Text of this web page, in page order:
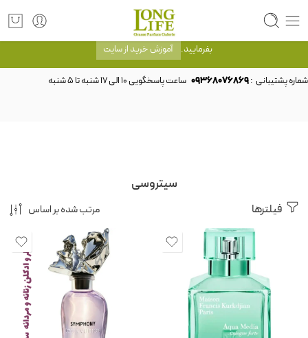
توجه! برند لانگ لایف رایحه های معروف را با شیشه و بسته بندی خود شرکت لانگ لایف
عرضه می کند.که با انتخاب حجم هر ادکلنی می توانید شیشه و بسته بندی را ملاحظه
بفرمایید. آموزش خرید از سایت
شماره پشتیبانی :09368076869
سیتروسی
فیلترها مرتب شده بر اساس